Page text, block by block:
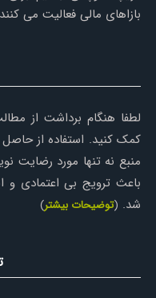
بازاهای مالی فعالیت می
لطفا هنگام برداشت از
کمک کنید. استفاده از
منبع نه تنها مورد رضایت
باعث ترویج بی اعتمادی و
شد. (توضیحات بیشتر)